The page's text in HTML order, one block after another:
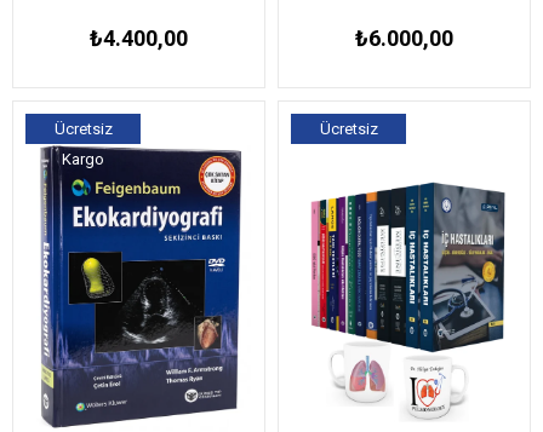
₺4.400,00 ₺6.000,00
Ücretsiz
Kargo
Ücretsiz